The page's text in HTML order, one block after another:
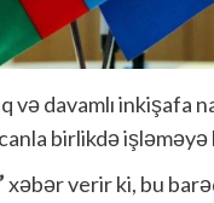
və davamlı inkişafa
birlikdə işləməyə
xəbər verir ki, bu